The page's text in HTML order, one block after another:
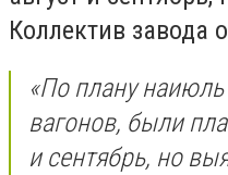
Коллектив завода
«По плану
вагонов, были
и сентябрь, но